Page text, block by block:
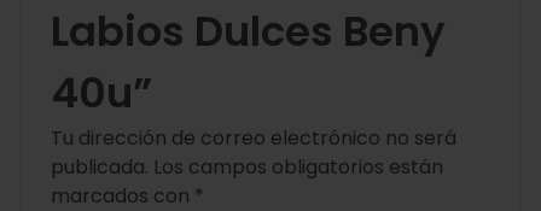
Labios Dulces Beny
40u”
Tu dirección de correo electrónico no será
publicada. Los campos obligatorios están
marcados con *